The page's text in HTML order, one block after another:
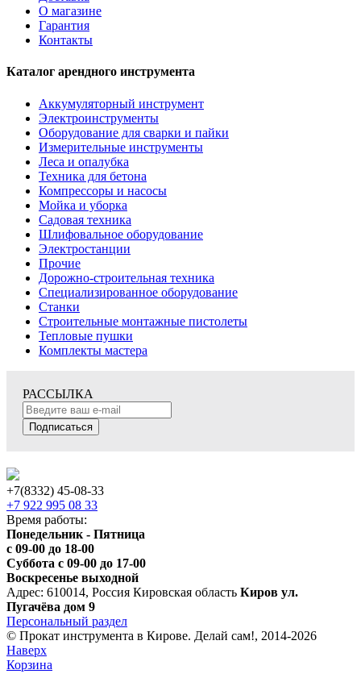
О магазине
Гарантия
Контакты
Каталог арендного инструмента
Аккумуляторный инструмент
Электроинструменты
Оборудование для сварки и пайки
Измерительные инструменты
Леса и опалубка
Техника для бетона
Компрессоры и насосы
Мойка и уборка
Садовая техника
Шлифовальное оборудование
Электростанции
Прочие
Дорожно-строительная техника
Специализированное оборудование
Станки
Строительные монтажные пистолеты
Тепловые пушки
Комплекты мастера
РАССЫЛКА
Подписаться
+7(8332) 45-08-33
+7 922 995 08 33
Время работы:
Понедельник - Пятница
с 09-00 до 18-00
Суббота с 09-00 до 17-00
Воскресенье выходной
Адрес: 610014, Россия Кировская область Киров ул.
Пугачёва дом 9
Персональный раздел
© Прокат инструмента в Кирове. Делай сам!, 2014-2026
Наверх
Корзина